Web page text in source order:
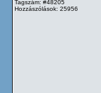
Tagszám: #48205
Hozzászólások: 25956